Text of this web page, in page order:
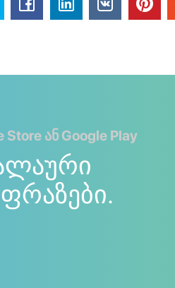
ან Google Play